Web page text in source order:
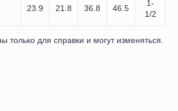
23.9 21.8 36.8 46.5
1-
1/2
только для справки и могут изменяться.